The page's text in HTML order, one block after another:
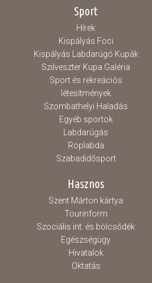
Sport
Hírek
Kispályás Foci
Kispályás Labdarúgó Kupák
Szilveszter Kupa Galéria
Sport és rekreációs
létesítmények
Szombathelyi Haladás
Egyéb sportok
Labdarúgás
Röplabda
Szabadidősport
Hasznos
Szent Márton kártya
Tourinform
Szociális int. és bölcsődék
Egészségügy
Hivatalok
Oktatás